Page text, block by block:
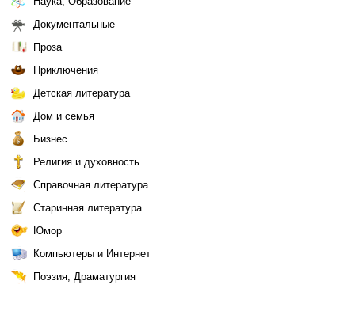
Документальные
Проза
Приключения
Детская литература
Дом и семья
Бизнес
Религия и духовность
Справочная литература
Старинная литература
Юмор
Компьютеры и Интернет
Поэзия, Драматургия